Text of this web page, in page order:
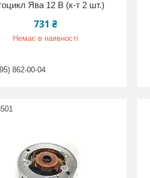
Ява 12 В (к-т 2 шт.)
731 ₴
Немає в наявності
862-00-04